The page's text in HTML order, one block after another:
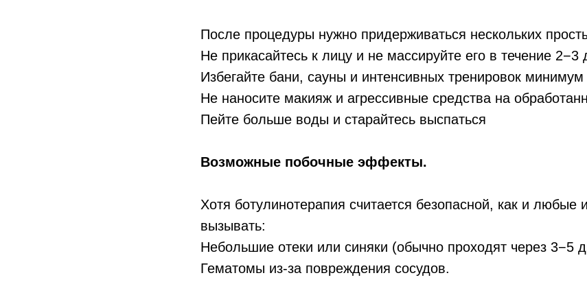
После процедуры нужно придерживаться нескольких
Не прикасайтесь к лицу и не массируйте его в течение 2−3
Избегайте бани, сауны и интенсивных тренировок
Не наносите макияж и агрессивные средства на
Пейте больше воды и старайтесь выспаться
Возможные побочные эффекты.
Хотя ботулинотерапия считается безопасной, как и любые
вызывать:
Небольшие отеки или синяки (обычно проходят через 3−5
Гематомы из-за повреждения сосудов.